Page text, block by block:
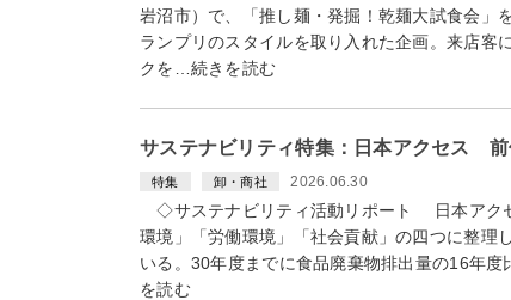
岩沼市）で、「推し麺・発掘！乾麺大試食会」
ランプリのスタイルを取り入れた企画。来店客
クを…続きを読む
サステナビリティ特集：日本アクセス
特集 卸・商社 2026.06.30
◇サステナビリティ活動リポート 日本アク
環境」「労働環境」「社会貢献」の四つに整理
いる。30年度までに食品廃棄物排出量の16年
を読む